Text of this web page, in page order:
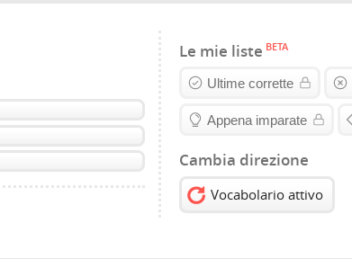
Le mie liste BETA
Ultime corrette
Appena imparate
Cambia direzione
Vocabolario attivo